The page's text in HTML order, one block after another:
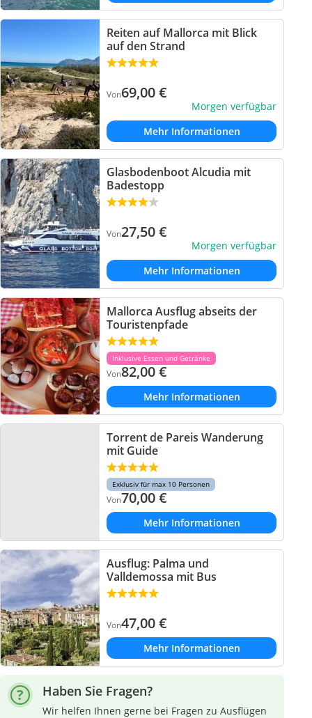
Reiten auf Mallorca mit Blick
auf den Strand
Von69,00€
Morgen verfügbar
Mehr Informationen
Glasbodenboot Alcudia mit
Badestopp
Von27,50€
Morgen verfügbar
Mehr Informationen
Mallorca Ausflug abseits der
Touristenpfade
Inklusive Essen und Getränke
Von82,00€
Mehr Informationen
Torrent de Pareis Wanderung
mit Guide
Exklusiv für max 10 Personen
Von70,00€
Mehr Informationen
Ausflug: Palma und
Valldemossa mit Bus
Von47,00€
Mehr Informationen
Haben Sie Fragen?
Wir helfen Ihnen gerne bei Fragen zu Ausflügen